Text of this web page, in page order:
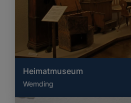
Heimatmuseum
Wemding